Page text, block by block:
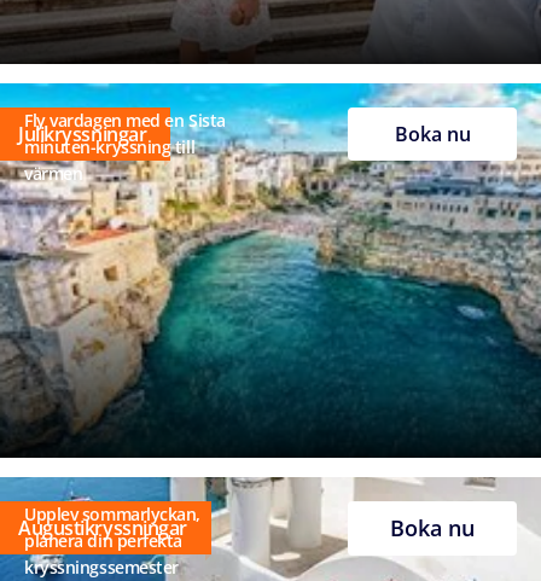
Julikryssningar
Fly vardagen med en Sista
minuten-kryssning till
värmen
Boka nu
Augustikryssningar
Upplev sommarlyckan,
planera din perfekta
kryssningssemester
Boka nu